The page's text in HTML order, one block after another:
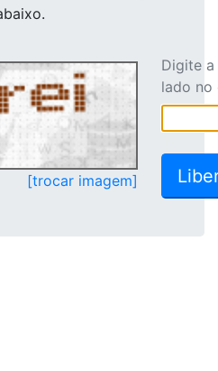
[trocar imagem]
Digite
lado no